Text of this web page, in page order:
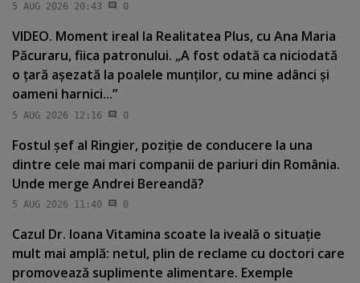
5 AUG 2026 20:43 0
VIDEO. Moment ireal la Realitatea Plus, cu Ana Maria
Păcuraru, fiica patronului. „A fost odată ca niciodată
o ţară aşezată la poalele munţilor, cu mine adânci şi
oameni harnici...”
5 AUG 2026 12:16 0
Fostul şef al Ringier, poziţie de conducere la una
dintre cele mai mari companii de pariuri din România.
Unde merge Andrei Bereandă?
5 AUG 2026 11:40 0
Cazul Dr. Ioana Vitamina scoate la iveală o situaţie
mult mai amplă: netul, plin de reclame cu doctori care
promovează suplimente alimentare. Exemple